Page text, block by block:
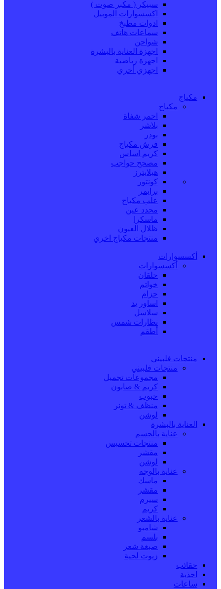
سبيكر ( مكبر صوت )
اكسسوارات الموبيل
ادوات مطبخ
سماعات هاتف
شواحن
اجهزة العناية بالبشرة
اجهزة رياضية
اجهزي أخري
مكياج
مكياج
احمر شفاة
بلاشر
بودر
فرش مكياج
كريم اساس
مصحح حواجب
هيلايترز
كونتور
برايمر
علب مكياج
محدد عين
ماسكرا
ظلال العيون
منتجات مكياج اخري
أكسسوارات
أكسسوارات
حلقان
خواتم
حزام
اساور يد
سلاسل
نظارات شمس
أطقم
منتجات فلبيني
منتجات فلبيني
مجموعات تجميل
كريم & صابون
حبوب
منظف & تونر
لوشن
العناية بالبشرة
عناية بالجسم
منتجات تخسيس
مقشر
لوشن
عناية بالوجه
ماسك
مقشر
سيرم
كريم
عناية بالشعر
شامبو
بلسم
صبغة شعر
زيوت لحية
حقائب
احذية
ساعات